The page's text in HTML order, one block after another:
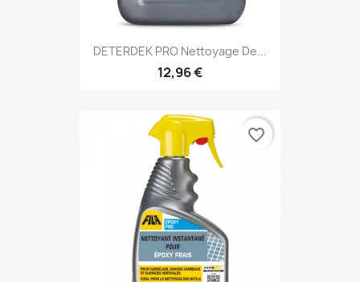
DETERDEK PRO Nettoyage De...
12,96 €
favorite_border